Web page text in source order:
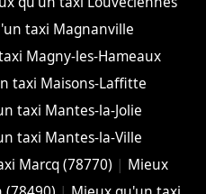
taxi Magnanville
Magny-les-Hameaux
taxi Maisons-Laffitte
taxi Mantes-la-Jolie
taxi Mantes-la-Ville
Marcq (78770) | Mieux